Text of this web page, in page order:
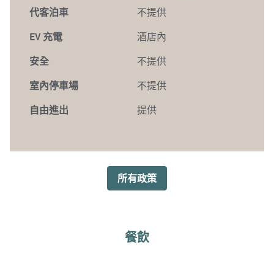
代客泊車 不提供
EV 充電 酒店內
安全 不提供
室內停車場 不提供
自由進出 提供
所有政策
餐飲